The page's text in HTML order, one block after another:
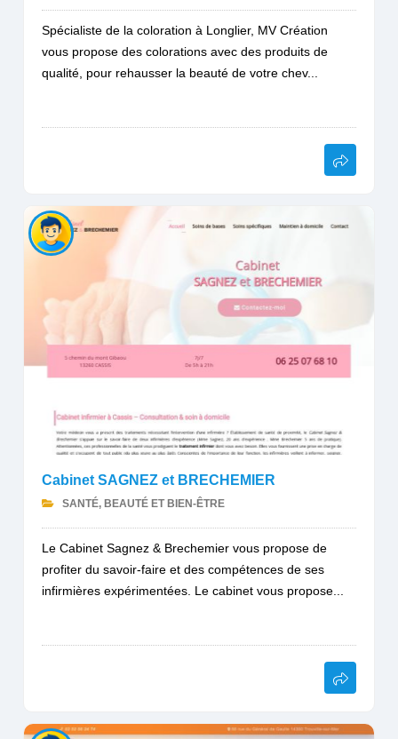
Spécialiste de la coloration à Longlier, MV Création
vous propose des colorations avec des produits de
qualité, pour rehausser la beauté de votre chev...
Cabinet SAGNEZ et BRECHEMIER
SANTÉ, BEAUTÉ ET BIEN-ÊTRE
Le Cabinet Sagnez & Brechemier vous propose de
profiter du savoir-faire et des compétences de ses
infirmières expérimentées. Le cabinet vous propose...